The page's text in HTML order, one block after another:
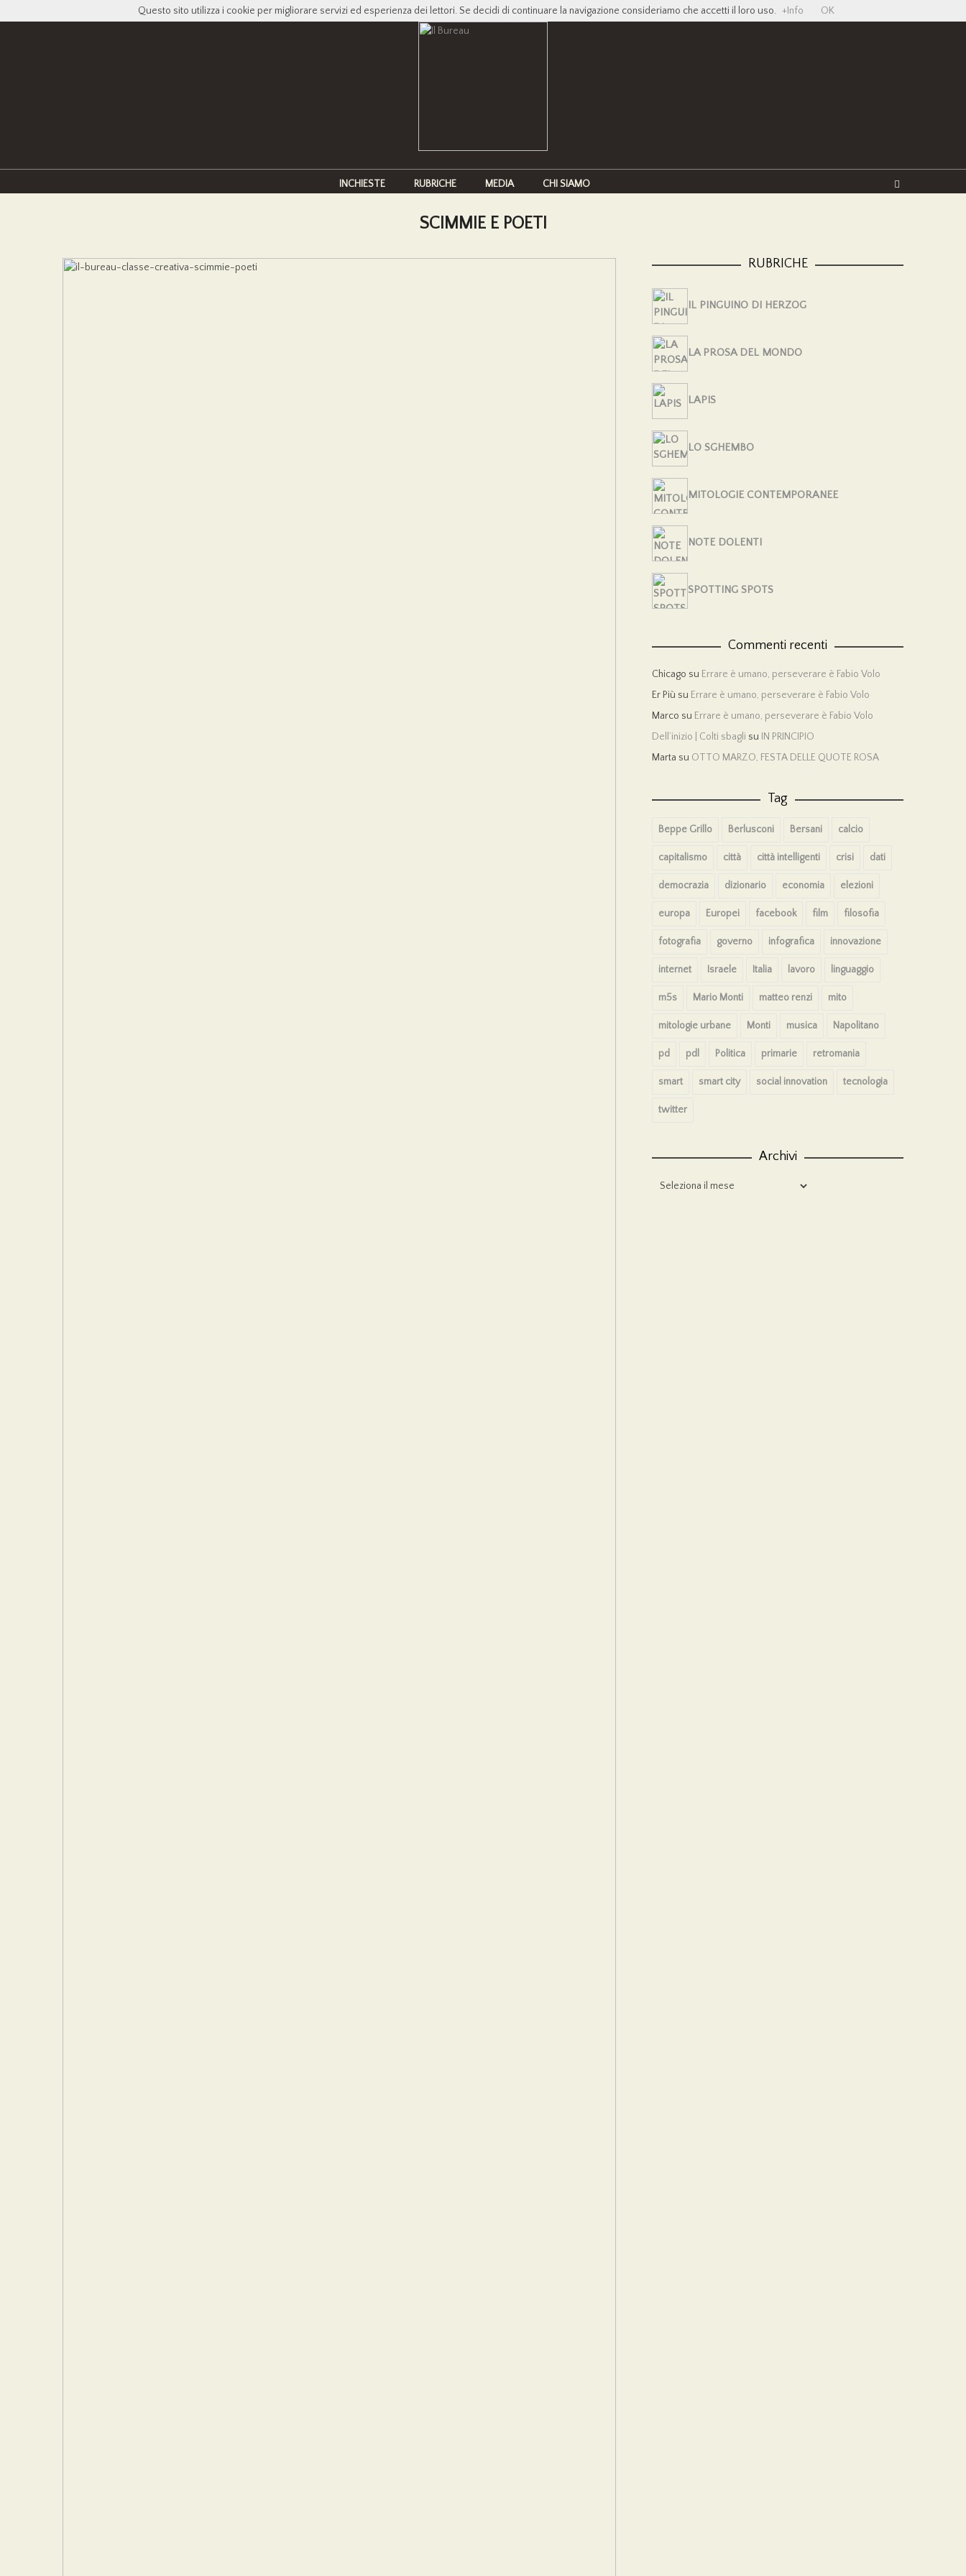
INCHIESTE RUBRICHE MEDIA CHI SIAMO
SCIMMIE E POETI
RUBRICHE
IL PINGUINO DI HERZOG
LA PROSA DEL MONDO
LAPIS
LO SGHEMBO
MITOLOGIE CONTEMPORANEE
NOTE DOLENTI
SPOTTING SPOTS
Commenti recenti
Chicago su Errare è umano, perseverare è Fabio Volo
Er Più su Errare è umano, perseverare è Fabio Volo
Marco su Errare è umano, perseverare è Fabio Volo
Dell’inizio | Colti sbagli su IN PRINCIPIO
Marta su OTTO MARZO, FESTA DELLE QUOTE ROSA
Tag
Beppe Grillo Berlusconi Bersani calcio
capitalismo città città intelligenti crisi dati
democrazia dizionario economia elezioni
europa Europei facebook film filosofia
fotografia governo infografica innovazione
internet Israele Italia lavoro linguaggio
m5s Mario Monti matteo renzi mito
mitologie urbane Monti musica Napolitano
pd pdl Politica primarie retromania
smart smart city social innovation tecnologia
twitter
Archivi
Archivi
Questo sito utilizza i cookie per migliorare servizi ed esperienza dei lettori. Se decidi di continuare la navigazione consideriamo che accetti il loro uso. +Info OK